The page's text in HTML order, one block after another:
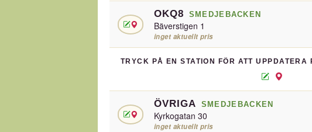
OKQ8 SMEDJEBACKEN
Bäverstigen 1
inget aktuellt pris
TRYCK PÅ EN STATION FÖR ATT
ÖVRIGA SMEDJEBACKEN
Kyrkogatan 30
inget aktuellt pris